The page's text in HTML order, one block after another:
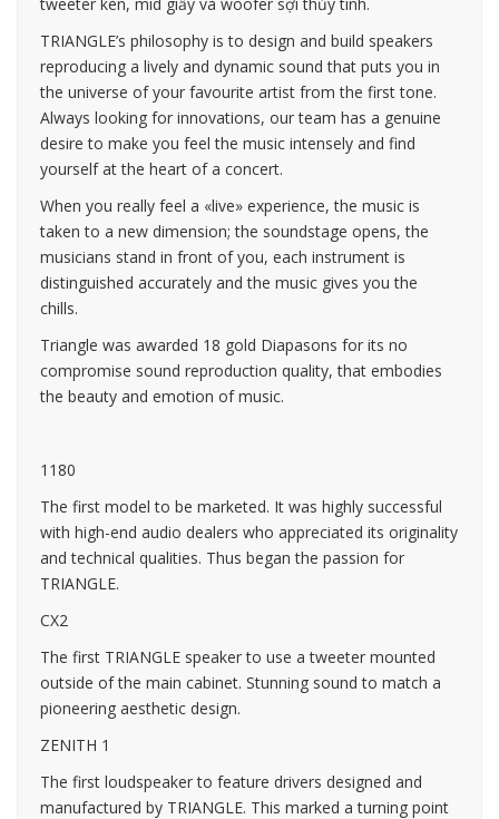
TRIANGLE’s philosophy is to design and build speakers
reproducing a lively and dynamic sound that puts you in
the universe of your favourite artist from the first tone.
Always looking for innovations, our team has a genuine
desire to make you feel the music intensely and find
yourself at the heart of a concert.
When you really feel a «live» experience, the music is
taken to a new dimension; the soundstage opens, the
musicians stand in front of you, each instrument is
distinguished accurately and the music gives you the
chills.
Triangle was awarded 18 gold Diapasons for its no
compromise sound reproduction quality, that embodies
the beauty and emotion of music.
1180
The first model to be marketed. It was highly successful
with high-end audio dealers who appreciated its originality
and technical qualities. Thus began the passion for
TRIANGLE.
CX2
The first TRIANGLE speaker to use a tweeter mounted
outside of the main cabinet. Stunning sound to match a
pioneering aesthetic design.
ZENITH 1
The first loudspeaker to feature drivers designed and
manufactured by TRIANGLE. This marked a turning point